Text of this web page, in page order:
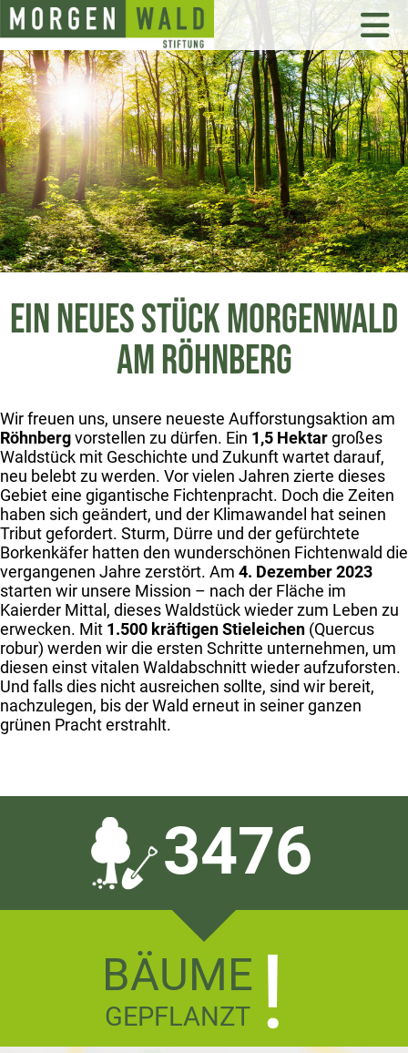
EIN NEUES STÜCK MORGENWALD
AM RÖHNBERG
Wir freuen uns, unsere neueste Aufforstungsaktion am
Röhnbergvorstellen zu dürfen. Ein 1,5 Hektargroßes
Waldstück mit Geschichte und Zukunft wartet darauf,
neu belebt zu werden. Vor vielen Jahren zierte dieses
Gebiet eine gigantische Fichtenpracht. Doch die Zeiten
haben sich geändert, und der Klimawandel hat seinen
Tribut gefordert. Sturm, Dürre und der gefürchtete
Borkenkäfer hatten den wunderschönen Fichtenwald die
vergangenen Jahre zerstört. Am 4. Dezember 2023
starten wir unsere Mission – nach der Fläche im
Kaierder Mittal, dieses Waldstück wieder zum Leben zu
erwecken. Mit 1.500 kräftigen Stieleichen (Quercus
robur) werden wir die ersten Schritte unternehmen, um
diesen einst vitalen Waldabschnitt wieder aufzuforsten.
Und falls dies nicht ausreichen sollte, sind wir bereit,
nachzulegen, bis der Wald erneut in seiner ganzen
grünen Pracht erstrahlt.
4345
BÄUME
GEPFLANZT !